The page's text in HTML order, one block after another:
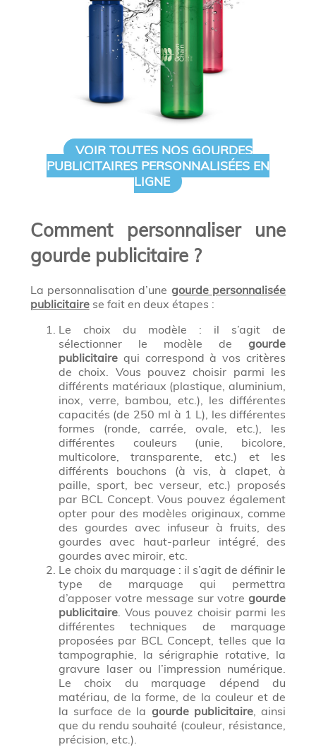
VOIR TOUTES NOS GOURDES
PUBLICITAIRES PERSONNALISÉES EN
LIGNE
Comment personnaliser une
gourde publicitaire ?
La personnalisation d’une gourde personnalisée
publicitairese fait en deux étapes :
Le choix du modèle : il s’agit de
sélectionner le modèle degourde
publicitairequi correspond à vos critères
de choix. Vous pouvez choisir parmi les
différents matériaux (plastique, aluminium,
inox, verre, bambou, etc.), les différentes
capacités (de 250 ml à 1 L), les différentes
formes (ronde, carrée, ovale, etc.), les
différentes couleurs (unie, bicolore,
multicolore, transparente, etc.) et les
différents bouchons (à vis, à clapet, à
paille, sport, bec verseur, etc.) proposés
par BCL Concept. Vous pouvez également
opter pour des modèles originaux, comme
des gourdes avec infuseur à fruits, des
gourdes avec haut-parleur intégré, des
gourdes avec miroir, etc.
Le choix du marquage : il s’agit de définir le
type de marquage qui permettra
d’apposer votre message sur votregourde
publicitaire. Vous pouvez choisir parmi les
différentes techniques de marquage
proposées par BCL Concept, telles que la
tampographie, la sérigraphie rotative, la
gravure laser ou l’impression numérique.
Le choix du marquage dépend du
matériau, de la forme, de la couleur et de
la surface de la gourde publicitaire , ainsi
que du rendu souhaité (couleur, résistance,
précision, etc.).